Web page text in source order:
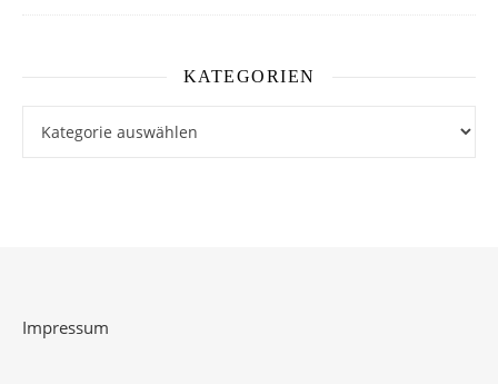
KATEGORIEN
Impressum